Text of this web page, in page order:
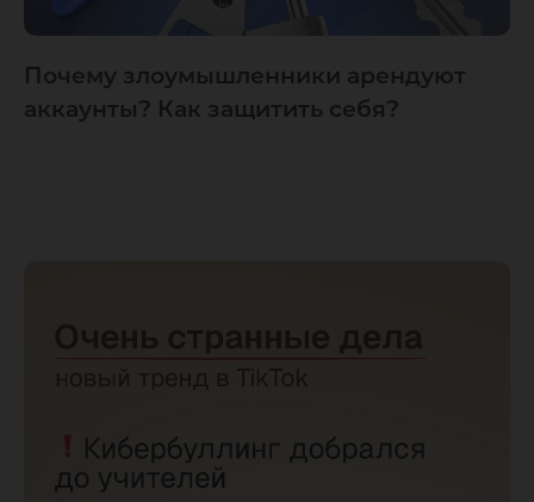
Почему злоумышленники арендуют
аккаунты? Как защитить себя?